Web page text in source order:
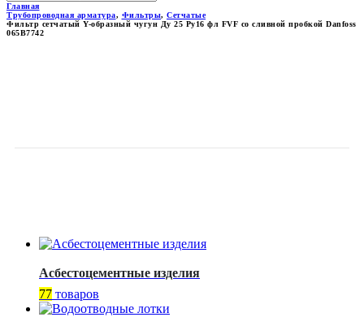
Главная
Трубопроводная арматура, Фильтры, Сетчатые
Фильтр сетчатый Y-образный чугун Ду 25 Ру16 фл FVF со сливной пробкой Danfoss
065B7742
Асбестоцементные изделия
77 товаров